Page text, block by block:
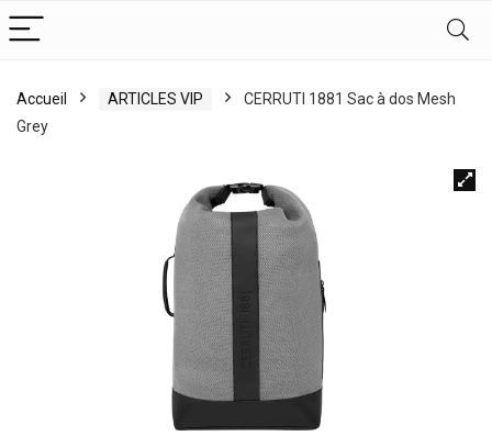
Accueil ARTICLES VIP
CERRUTI 1881 Sac à dos Mesh
Grey